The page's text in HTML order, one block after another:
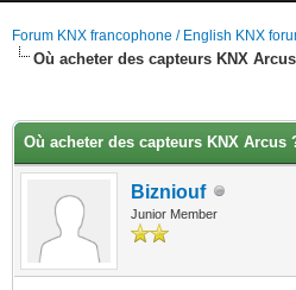
Forum KNX francophone / English KNX
Où acheter des capteurs KNX
Où acheter des capteurs KNX Arcus
Bizniouf
Junior Member